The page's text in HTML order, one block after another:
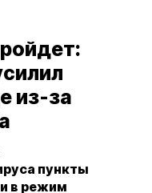
из-за
пункты
в режим